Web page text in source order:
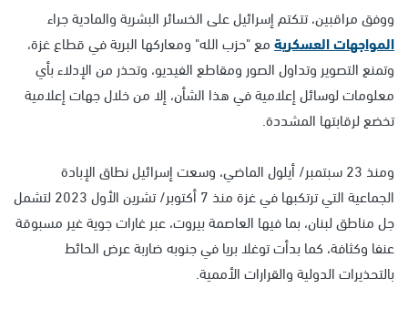
ووفق مراقبين، تتكتم إسرائيل على الخسائر البشرية والمادية جراء
المواجهات العسكريةمع "حزب الله" ومعاركها البرية في قطاع غزة،
وتمنع التصوير وتداول الصور ومقاطع الفيديو، وتحذر من الإدلاء بأي
معلومات لوسائل إعلامية في هذا الشأن، إلا من خلال جهات إعلامية
تخضع لرقابتها المشددة.
ومنذ 23 سبتمبر/ أيلول الماضي، وسعت إسرائيل نطاق الإبادة
الجماعية التي ترتكبها في غزة منذ 7 أكتوبر/ تشرين الأول 2023 لتشمل
جل مناطق لبنان، بما فيها العاصمة بيروت، عبر غارات جوية غير مسبوقة
عنفا وكثافة، كما بدأت توغلا بريا في جنوبه ضاربة عرض الحائط
بالتحذيرات الدولية والقرارات الأممية.